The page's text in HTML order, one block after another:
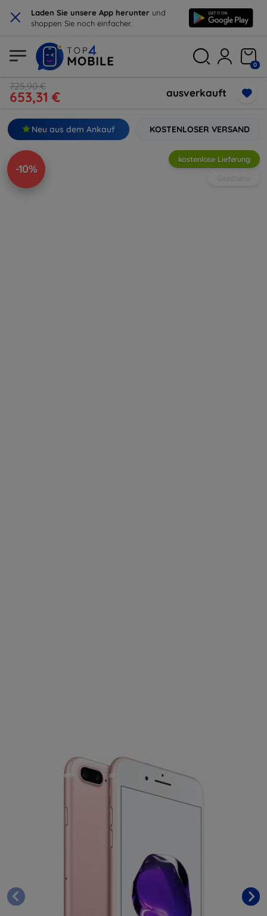
× Laden Sie unsere App herunter und
shoppen Sie noch einfacher.
0
725,90 €
653,31 € ausverkauft
Neu aus dem Ankauf KOSTENLOSER VERSAND
-10%
kostenlose Lieferung